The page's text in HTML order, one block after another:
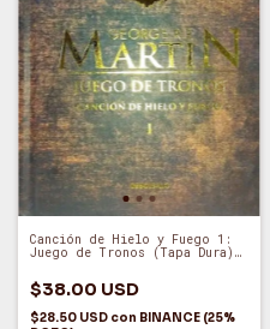
Canción de Hielo y Fuego 1:
Juego de Tronos (Tapa Dura)
$38.00 USD
$28.50 USD con BINANCE (25%